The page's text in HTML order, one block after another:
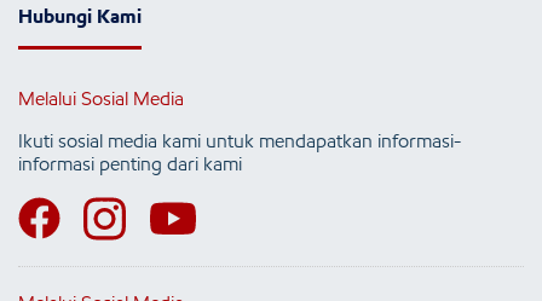
Hubungi Kami
Melalui Sosial Media
Ikuti sosial media kami untuk mendapatkan informasi-
informasi penting dari kami